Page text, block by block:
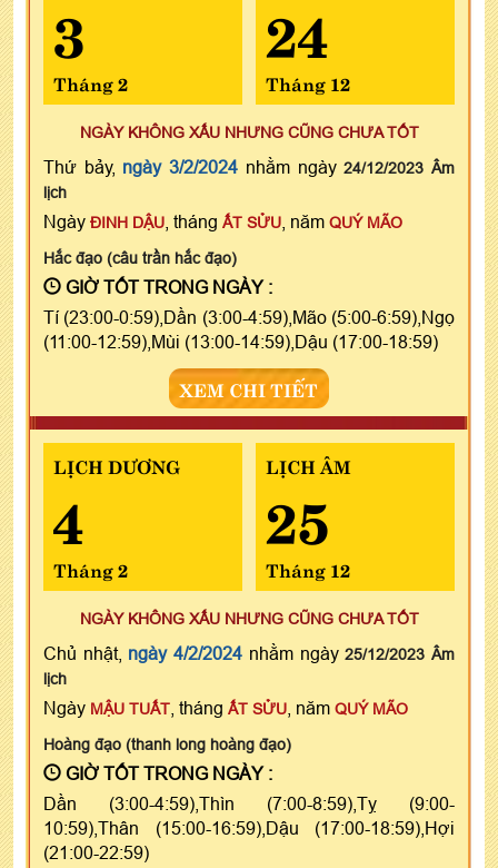
3
Tháng 2
24
Tháng 12
NGÀY KHÔNG XẤU NHƯNG CŨNG CHƯA TỐT
Thứ bảy, ngày 3/2/2024 nhằm ngày24/12/2023 Âm
lịch
Ngày ĐINH DẬU , tháng ẤT SỬU , năm QUÝ MÃO
Hắc đạo (câu trần hắc đạo)
GIỜ TỐT TRONG NGÀY :
Tí (23:00-0:59),Dần (3:00-4:59),Mão (5:00-6:59),Ngọ
(11:00-12:59),Mùi (13:00-14:59),Dậu (17:00-18:59)
XEM CHI TIẾT
LỊCH DƯƠNG
4
Tháng 2
LỊCH ÂM
25
Tháng 12
NGÀY KHÔNG XẤU NHƯNG CŨNG CHƯA TỐT
Chủ nhật, ngày 4/2/2024 nhằm ngày25/12/2023 Âm
lịch
Ngày MẬU TUẤT , tháng ẤT SỬU , năm QUÝ MÃO
Hoàng đạo (thanh long hoàng đạo)
GIỜ TỐT TRONG NGÀY :
Dần (3:00-4:59),Thìn (7:00-8:59),Tỵ (9:00-
10:59),Thân (15:00-16:59),Dậu (17:00-18:59),Hợi
(21:00-22:59)